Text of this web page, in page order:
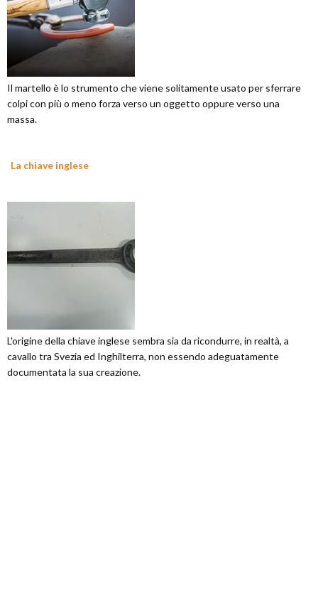
Il martello è lo strumento che viene solitamente usato per sferrare
colpi con più o meno forza verso un oggetto oppure verso una
massa.
La chiave inglese
L'origine della chiave inglese sembra sia da ricondurre, in realtà, a
cavallo tra Svezia ed Inghilterra, non essendo adeguatamente
documentata la sua creazione.